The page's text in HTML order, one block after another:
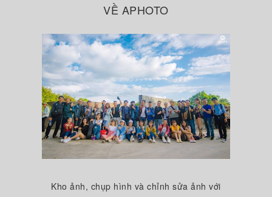
VỀ APHOTO
Kho ảnh, chụp hình và chỉnh sửa ảnh với